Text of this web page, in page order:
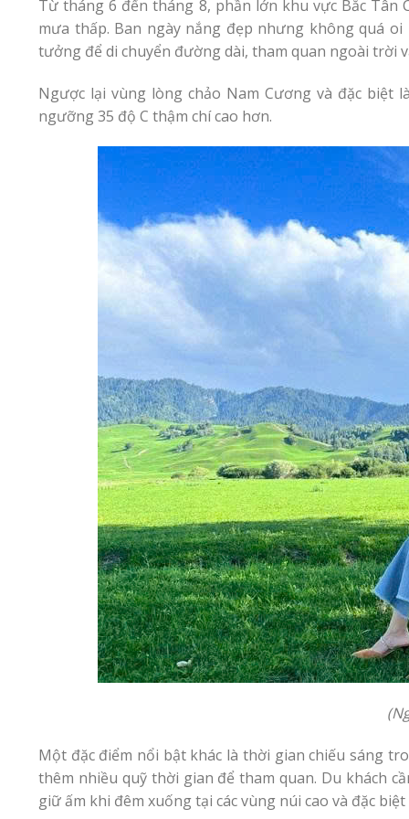
Từ tháng 6 đến tháng 8, phần lớn khu vực Bắc
mưa thấp. Ban ngày nắng đẹp nhưng không quá
tưởng để di chuyển đường dài, tham quan ngoài trời
Ngược lại vùng lòng chảo Nam Cương và đặc
ngưỡng 35 độ C thậm chí cao hơn.
Một đặc điểm nổi bật khác là thời gian chiếu sáng
thêm nhiều quỹ thời gian để tham quan. Du khách
giữ ấm khi đêm xuống tại các vùng núi cao và đặc